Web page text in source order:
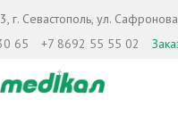
г. Севастополь, ул.
65
+7 8692 55 55 02